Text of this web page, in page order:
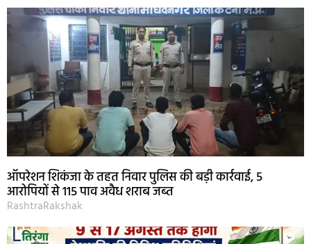
ऑपरेशन शिकंजा के तहत निवार पुलिस की बड़ी कार्रवाई, 5
आरोपियों से 115 पाव अवैध शराब जब्त
RashtraRakshak